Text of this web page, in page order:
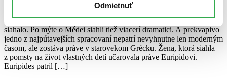
Odmietnuť
seriály spomínané, nielen v antike sa po takejto inšpirácií hodne
siahalo. Po mýte o Médei siahli tiež viacerí dramatici. A prekvapivo
jedno z najpútavejších spracovaní nepatrí nevyhnutne len moderným
časom, ale zostáva práve v starovekom Grécku. Žena, ktorá siahla
z pomsty na život vlastných detí učarovala práve Euripidovi.
Euripides patril […]